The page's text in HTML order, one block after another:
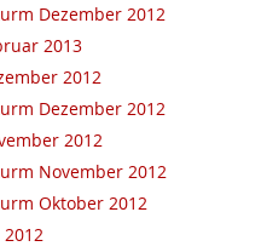
Dezember 2012
2013
2012
Dezember 2012
2012
November 2012
Oktober 2012